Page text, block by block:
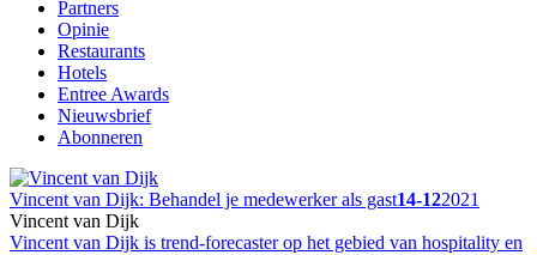
Partners
Opinie
Restaurants
Hotels
Entree Awards
Nieuwsbrief
Abonneren
Vincent van Dijk: Behandel je medewerker als gast14-122021
Vincent van Dijk
Vincent van Dijk is trend-forecaster op het gebied van hospitality en